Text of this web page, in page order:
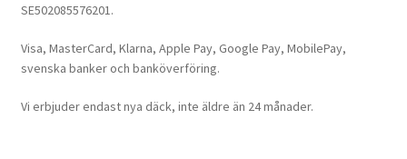
SE502085576201.
Visa, MasterCard, Klarna, Apple Pay, Google Pay, MobilePay,
svenska banker och banköverföring.
Vi erbjuder endast nya däck, inte äldre än 24 månader.